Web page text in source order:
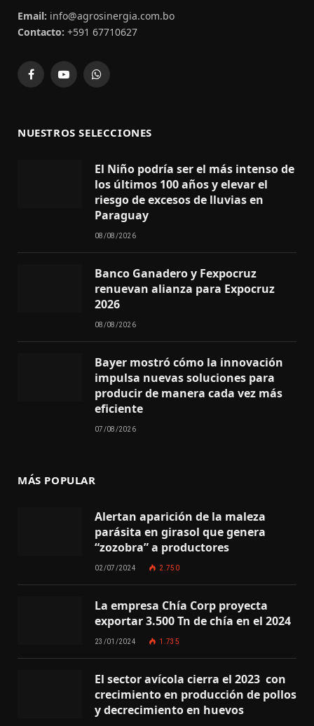
Email: info@agrosinergia.com.bo
Contacto: +591 67710627
FacebookYouTubeWhatsApp
NUESTROS SELECCIONES
El Niño podría ser el más intenso de
los últimos 100 años y elevar el
riesgo de excesos de lluvias en
Paraguay
08/08/2026
Banco Ganadero y Fexpocruz
renuevan alianza para Expocruz
2026
08/08/2026
Bayer mostró cómo la innovación
impulsa nuevas soluciones para
producir de manera cada vez más
eficiente
07/08/2026
MÁS POPULAR
Alertan aparición de la maleza
parásita en girasol que genera
“zozobra” a productores
02/07/2024 2.750
La empresa Chía Corp proyecta
exportar 3.500 Tn de chía en el 2024
23/01/2024 1.735
El sector avícola cierra el 2023 con
crecimiento en producción de pollos
y decrecimiento en huevos